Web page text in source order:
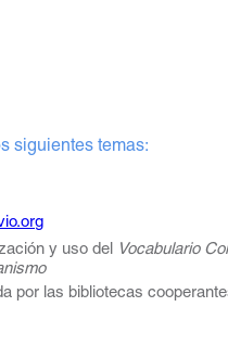
siguientes temas:
y uso del Vocabulario
por las bibliotecas